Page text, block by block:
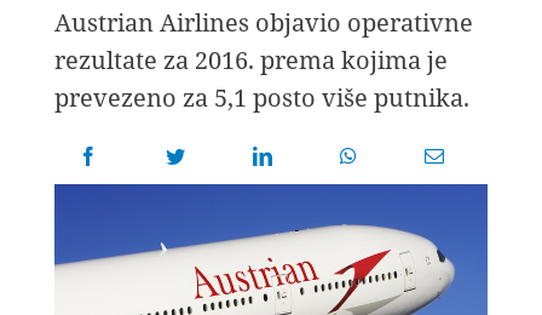
TEMA
AGENT
Austrian Airlines objavio operativne
rezultate za 2016. prema kojima je
prevezeno za 5,1 posto više putnika.